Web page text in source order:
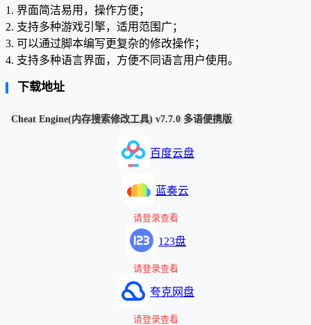
1. 界面简洁易用，操作方便；
2. 支持多种游戏引擎，适用范围广；
3. 可以通过脚本编写更复杂的修改操作；
4. 支持多种语言界面，方便不同语言用户使用。
下载地址
Cheat Engine(内存搜索修改工具) v7.7.0 多语便携版
百度云盘
蓝奏云
请登录查看
123盘
请登录查看
夸克网盘
请登录查看